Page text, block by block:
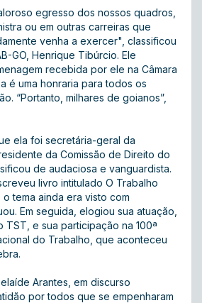
egresso dos nossos quadros,
ou em outras carreiras que
venha a exercer", classificou
GO, Henrique Tibúrcio. Ele
recebida por ele na Câmara
é uma honraria para todos os
“Portanto, milhares de goianos”,
ela foi secretária-geral da
da Comissão de Direito do
de audaciosa e vanguardista.
livro intitulado O Trabalho
tema ainda era visto com
Em seguida, elogiou sua atuação,
TST, e sua participação na 100ª
do Trabalho, que aconteceu
Arantes, em discurso
por todos que se empenharam